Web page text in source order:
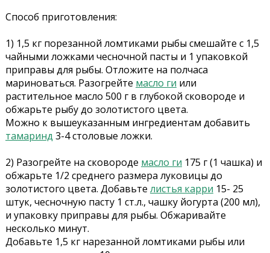
Способ приготовления:
1) 1,5 кг порезанной ломтиками рыбы смешайте с 1,5
чайными ложками чесночной пасты и 1 упаковкой
приправы для рыбы. Отложите на полчаса
мариноваться. Разогрейте масло ги или
растительное масло 500 г в глубокой сковороде и
обжарьте рыбу до золотистого цвета.
Можно к вышеуказанным ингредиентам добавить
тамаринд 3-4 столовые ложки.
2) Разогрейте на сковороде масло ги 175 г (1 чашка) и
обжарьте 1/2 среднего размера луковицы до
золотистого цвета. Добавьте листья карри 15- 25
штук, чесночную пасту 1 ст.л., чашку йогурта (200 мл),
и упаковку приправы для рыбы. Обжаривайте
несколько минут.
Добавьте 1,5 кг нарезанной ломтиками рыбы или